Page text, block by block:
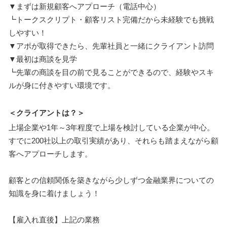
▼まずは新規顧客へアプローチ（電話中心）
┗トークスクリプト・顧客リスト完備だから未経験でも挑戦
しやすい！
▼アポが取得できたら、先輩社員と一緒にクライアント訪問
▼最初は商談を見学
┗先輩の商談を目の前で見ることができるので、経験やスキ
ルが身に付きやすい環境です。
＜クライアントは？＞
上場企業や1年～3年程度で上場を検討している企業が中心。
すでに200社以上の取引実績があり、それらも踏まえながら顧
客へアプローチします。
顧客との信頼関係を築きながら少しずつ金融業界についての
知識を身に着けましょう！
【雇入れ直後】上記の業務